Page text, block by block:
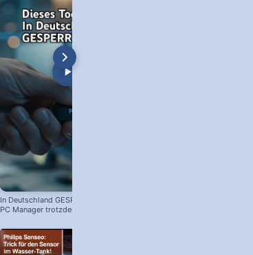
In Deutschland GESPERRT: Microsoft
PC Manager trotzdem installieren